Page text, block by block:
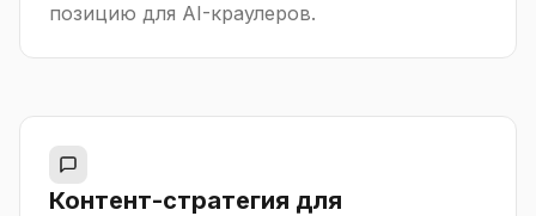
позицию для AI-краулеров.
Контент-стратегия для